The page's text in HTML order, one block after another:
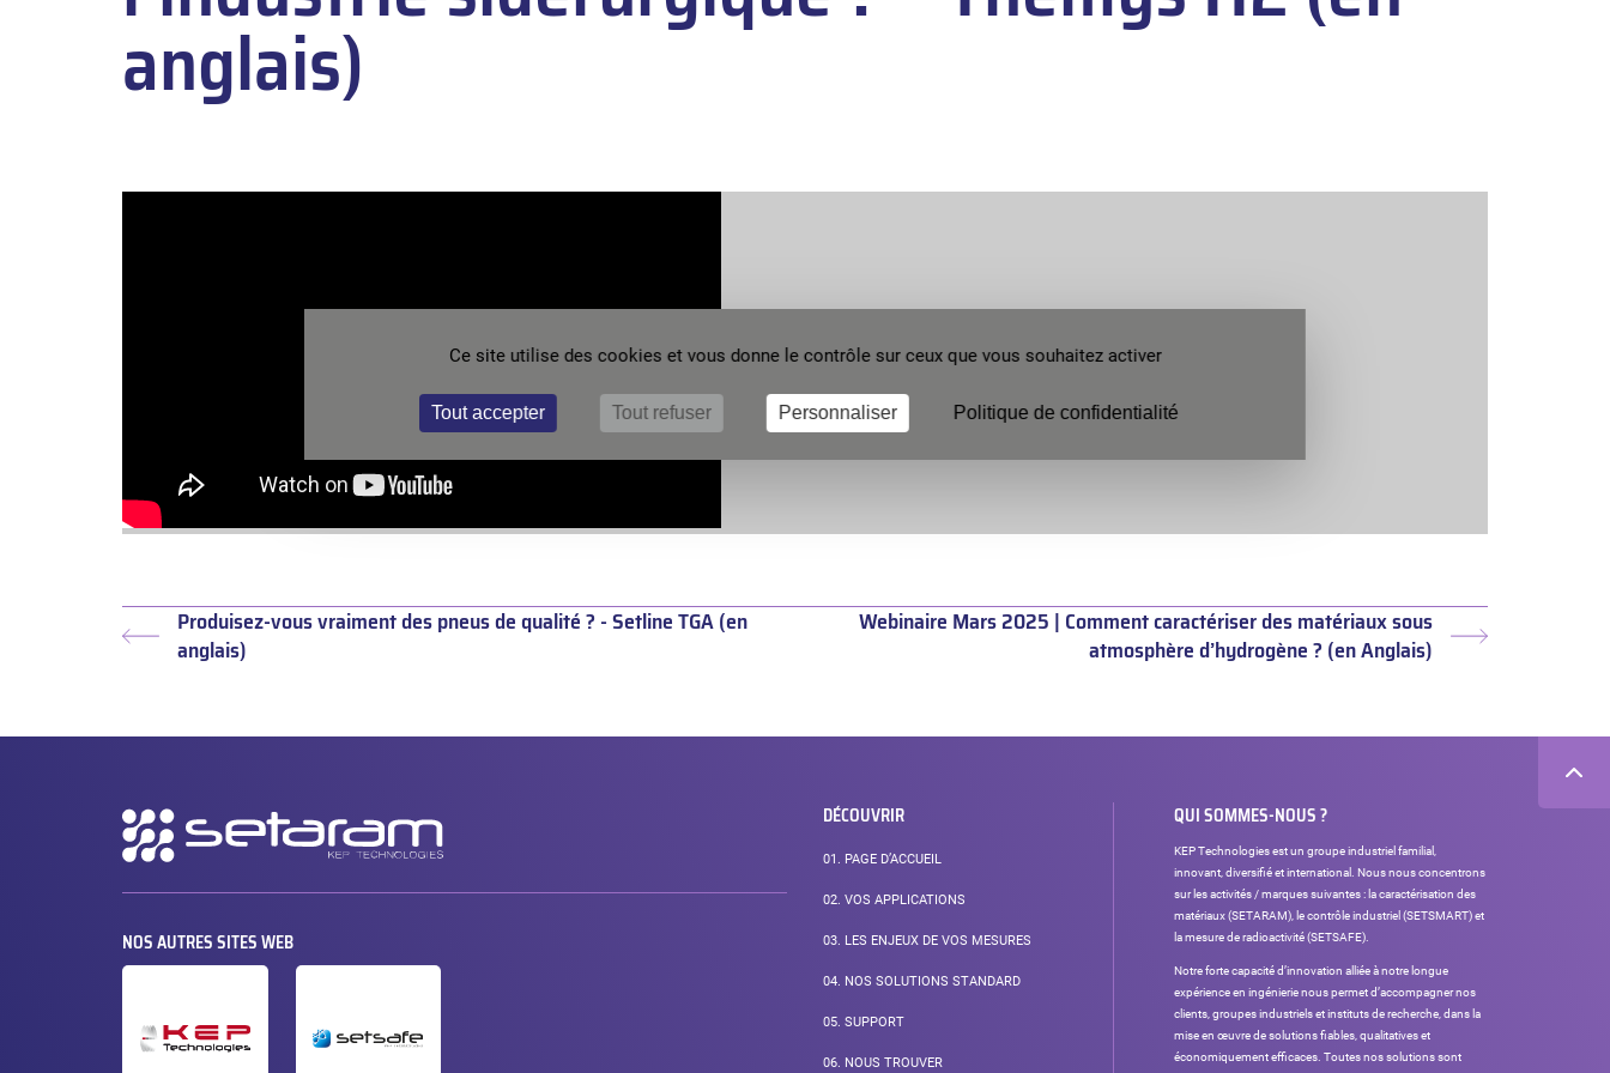
anglais)
Article
Produisez-vous vraiment des pneus de qualité ? - Setline TGA (en
anglais)
Article
Webinaire Mars 2025 | Comment caractériser des matériaux sous
atmosphère d’hydrogène ? (en Anglais)
Navigation
secondaire
DÉCOUVRIR
01. PAGE D’ACCUEIL
02. VOS APPLICATIONS
03. LES ENJEUX DE VOS MESURES
04. NOS SOLUTIONS STANDARD
05. SUPPORT
06. NOUS TROUVER
NOS AUTRES SITES WEB
QUI SOMMES-NOUS ?
KEP Technologies est un groupe industriel familial,
innovant, diversifié et international. Nous nous concentrons
sur les activités / marques suivantes : la caractérisation des
matériaux (SETARAM), le contrôle industriel (SETSMART) et
la mesure de radioactivité (SETSAFE).
Notre forte capacité d’innovation alliée à notre longue
expérience en ingénierie nous permet d’accompagner nos
clients, groupes industriels et instituts de recherche, dans la
mise en œuvre de solutions fiables, qualitatives et
économiquement efficaces. Toutes nos solutions sont
Ce site utilise des cookies et vous donne le contrôle sur ceux que vous souhaitez activer
Tout accepter Tout refuser Personnaliser Politique de confidentialité